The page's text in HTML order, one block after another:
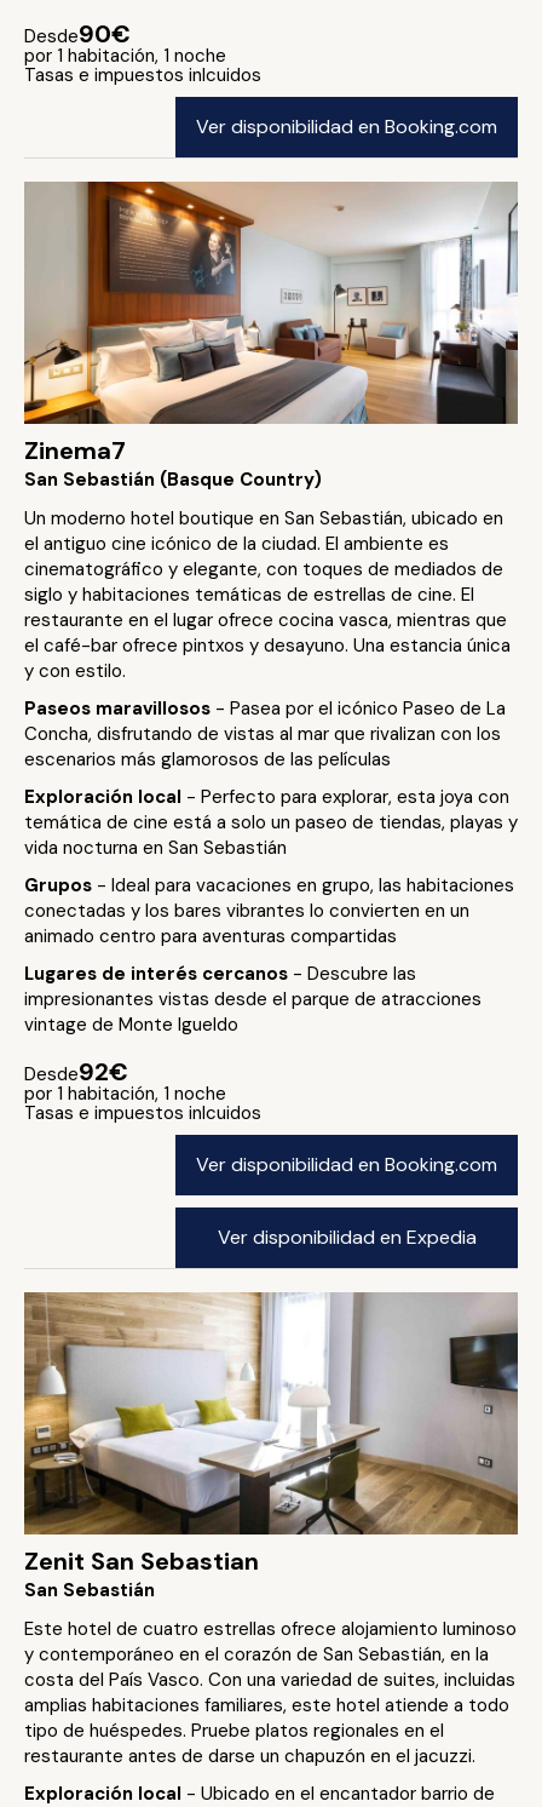
Desde90€
por 1 habitación, 1 noche
Tasas e impuestos inlcuidos
Ver disponibilidad en Booking.com
Zinema7
San Sebastián (Basque Country)
Un moderno hotel boutique en San Sebastián, ubicado en
el antiguo cine icónico de la ciudad. El ambiente es
cinematográfico y elegante, con toques de mediados de
siglo y habitaciones temáticas de estrellas de cine. El
restaurante en el lugar ofrece cocina vasca, mientras que
el café-bar ofrece pintxos y desayuno. Una estancia única
y con estilo.
Paseos maravillosos - Pasea por el icónico Paseo de La
Concha, disfrutando de vistas al mar que rivalizan con los
escenarios más glamorosos de las películas
Exploración local - Perfecto para explorar, esta joya con
temática de cine está a solo un paseo de tiendas, playas y
vida nocturna en San Sebastián
Grupos - Ideal para vacaciones en grupo, las habitaciones
conectadas y los bares vibrantes lo convierten en un
animado centro para aventuras compartidas
Lugares de interés cercanos - Descubre las
impresionantes vistas desde el parque de atracciones
vintage de Monte Igueldo
Desde92€
por 1 habitación, 1 noche
Tasas e impuestos inlcuidos
Ver disponibilidad en Booking.com
Ver disponibilidad en Expedia
Zenit San Sebastian
San Sebastián
Este hotel de cuatro estrellas ofrece alojamiento luminoso
y contemporáneo en el corazón de San Sebastián, en la
costa del País Vasco. Con una variedad de suites, incluidas
amplias habitaciones familiares, este hotel atiende a todo
tipo de huéspedes. Pruebe platos regionales en el
restaurante antes de darse un chapuzón en el jacuzzi.
Exploración local - Ubicado en el encantador barrio de